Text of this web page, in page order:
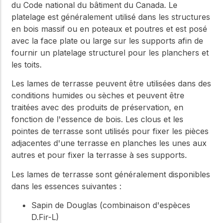
du Code national du bâtiment du Canada. Le
platelage est généralement utilisé dans les structures
en bois massif ou en poteaux et poutres et est posé
avec la face plate ou large sur les supports afin de
fournir un platelage structurel pour les planchers et
les toits.
Les lames de terrasse peuvent être utilisées dans des
conditions humides ou sèches et peuvent être
traitées avec des produits de préservation, en
fonction de l'essence de bois. Les clous et les
pointes de terrasse sont utilisés pour fixer les pièces
adjacentes d'une terrasse en planches les unes aux
autres et pour fixer la terrasse à ses supports.
Les lames de terrasse sont généralement disponibles
dans les essences suivantes :
Sapin de Douglas (combinaison d'espèces
D.Fir-L)